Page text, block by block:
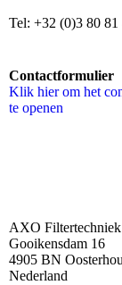
Tel: +32 (0)3 80 81
Contactformulier
Klik hier om het
te openen
AXO
Gooikensdam 16
4905 BN
Nederland